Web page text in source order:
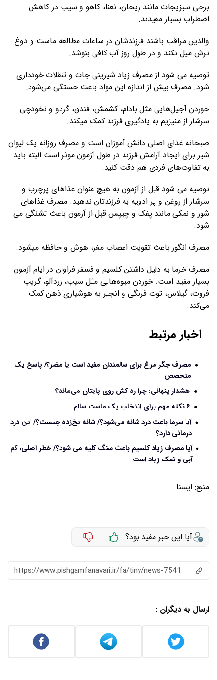
برخی سبزیجات مانند ریحان، نعنا، کاهو و سیب در کاهش
اضطراب بسیار مفیدند.
والدین مراقب باشند فرزندشان در ساعات مطالعه ماست و دوغ
ترش میل نکند و در طول روز آب کافی بنوشد.
توصیه می شود از مصرف زیاد شیرینی جات و تنقلات خودداری
شود. مصرف بیش از اندازه این مواد باعث خستگی می‌شود.
خوردن آجیل‌هایی مثل بادام، کشمش، فندق، گردو و نخودچی
سرشار از منیزیم به یادگیری فرزند کمک میکند.
صبحانه غذای اصلی دانش آموزان است و مصرف روزانه یک لیوان
شیر برای ایجاد آرامش فرزند در طول آزمون موثر است البته باید
به تفاوت‌های فردی هم دقت کنید.
توصیه می شود قبل از آزمون به هیچ عنوان غذاهای پرچرب و
سرشار از روغن و پر ادویه به فرزندتان ندهید. مصرف غذاهای
شور و نمکی مانند پفک و چیپس قبل از آزمون باعث تشنگی می
شود.
مصرف انگور باعث تقویت اعصاب مغز، هوش و حافظه میشود.
مصرف خرما به دلیل داشتن کلسیم و فسفر فراوان در ایام آزمون
بسیار مفید است. خوردن میوه‌هایی مثل سیب، زردآلو، گریپ
فروت، گیلاس، توت فرنگی و انجیر به هوشیاری ذهن کمک
می‌کند.
اخبار مرتبط
مصرف جگر مرغ برای سالمندان مفید است یا مضر؟/ پاسخ یک
متخصص
هشدار پنهانی: چرا رد کش روی پایتان می‌ماند؟
۶ نکته مهم برای انتخاب یک ماست سالم
آیا سرما باعث درد شانه می‌شود؟/ شانه یخ‌زده چیست؟/ این درد
درمانی دارد؟
آیا مصرف زیاد کلسیم باعث سنگ کلیه می شود؟/ خطر اصلی، کم
آبی و نمک زیاد است
منبع: ايسنا
آیا این خبر مفید بود؟
https://www.pishgamfanavari.ir/fa/tiny/news-7541
ارسال به دیگران :